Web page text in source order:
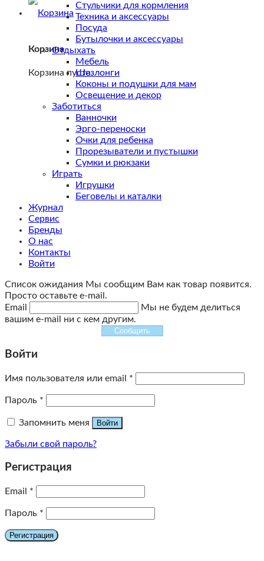
Корзина
Корзина пуста.
Стульчики для кормления
Техника и аксессуары
Посуда
Бутылочки и аксессуары
Отдыхать
Мебель
Шезлонги
Коконы и подушки для мам
Освещение и декор
Заботиться
Ванночки
Эрго-переноски
Очки для ребенка
Прорезыватели и пустышки
Сумки и рюкзаки
Играть
Игрушки
Беговелы и каталки
Журнал
Сервис
Бренды
О нас
Контакты
Войти
Список ожидания Мы сообщим Вам как товар появится.
Просто оставьте e-mail.
Email
Мы не будем делиться
вашим e-mail ни с кем другим.
Сообщить
Войти
Имя пользователя или email *
Пароль *
Запомнить меня Войти
Забыли свой пароль?
Регистрация
Email *
Пароль *
Регистрация